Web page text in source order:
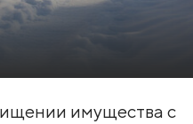
имущества с